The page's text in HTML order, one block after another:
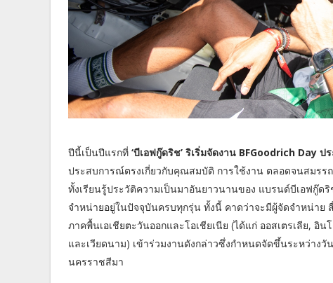
ปีนี้เป็นปีแรกที่ ‘บีเอฟกู๊ดริช’ ริเริ่มจัดงาน BFGoodrich Day ป
ประสบการณ์ตรงเกี่ยวกับคุณสมบัติ การใช้งาน ตลอดจนสมร
ทั้งเรียนรู้ประวัติความเป็นมาอันยาวนานของ แบรนด์บีเอฟกู๊
จำหน่ายอยู่ในปัจจุบันครบทุกรุ่น ทั้งนี้ คาดว่าจะมีผู้จัดจำหน่าย
ภาคพื้นเอเชียตะวันออกและโอเชียเนีย (ได้แก่ ออสเตรเลีย,
และเวียดนาม) เข้าร่วมงานดังกล่าวซึ่งกำหนดจัดขึ้นระหว่าง
นครราชสีมา